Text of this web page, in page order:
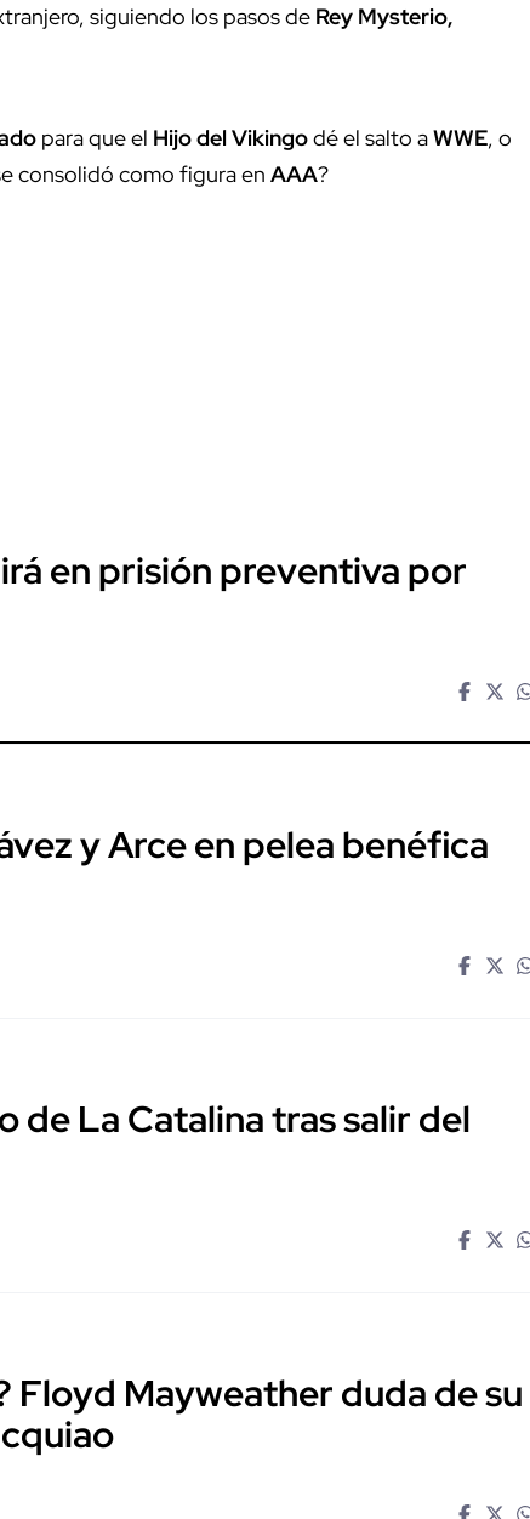
siguiendo los pasos de Rey Mysterio,
para que el Hijo del Vikingodé el salto aWWE, o
consolidó como figura en AAA?
en prisión preventiva por
y Arce en pelea benéfica
de La Catalina tras salir del
Floyd Mayweather duda de su